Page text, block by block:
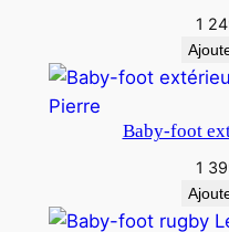
1
Baby-foot
1